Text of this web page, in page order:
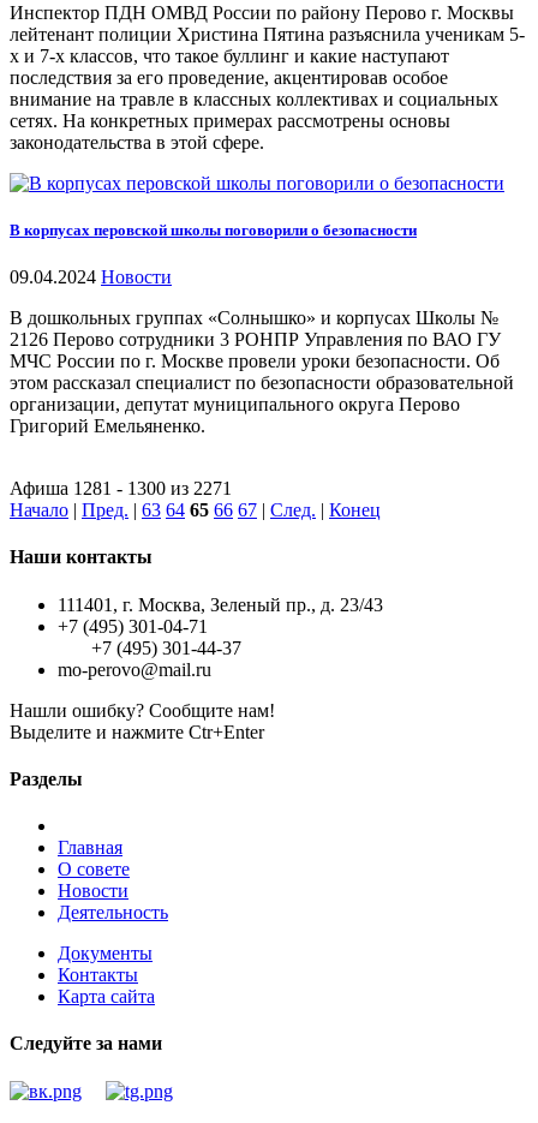
Инспектор ПДН ОМВД России по району Перово г. Москвы
лейтенант полиции Христина Пятина разъяснила ученикам 5-
х и 7-х классов, что такое буллинг и какие наступают
последствия за его проведение, акцентировав особое
внимание на травле в классных коллективах и социальных
сетях. На конкретных примерах рассмотрены основы
законодательства в этой сфере.
В корпусах перовской школы поговорили о безопасности
09.04.2024 Новости
В дошкольных группах «Солнышко» и корпусах Школы №
2126 Перово сотрудники 3 РОНПР Управления по ВАО ГУ
МЧС России по г. Москве провели уроки безопасности. Об
этом рассказал специалист по безопасности образовательной
организации, депутат муниципального округа Перово
Григорий Емельяненко.
Афиша 1281 - 1300 из 2271
Начало | Пред. | 63 64 65 66 67 | След. | Конец
Наши контакты
111401, г. Москва, Зеленый пр., д. 23/43
+7 (495) 301-04-71
+7 (495) 301-44-37
mo-perovo@mail.ru
Нашли ошибку? Сообщите нам!
Выделите и нажмите Ctr+Enter
Разделы
Главная
О совете
Новости
Деятельность
Документы
Контакты
Карта сайта
Следуйте за нами